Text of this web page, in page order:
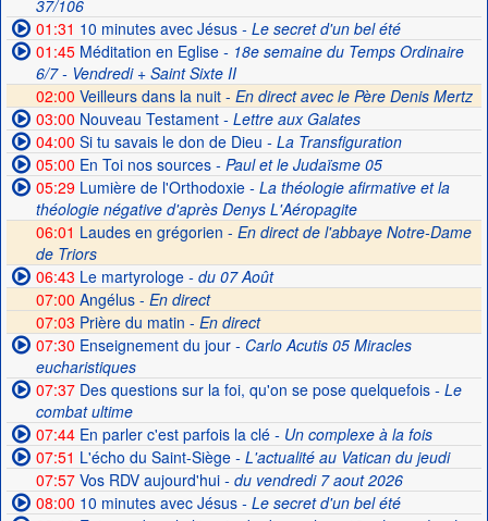
37/106
01:31 10 minutes avec Jésus- Le secret d'un bel été
01:45Méditation en Eglise- 18e semaine du Temps Ordinaire
6/7 - Vendredi + Saint Sixte II
02:00 Veilleurs dans la nuit - En direct avec le Père Denis Mertz
03:00 Nouveau Testament- Lettre aux Galates
04:00 Si tu savais le don de Dieu - La Transfiguration
05:00 En Toi nos sources- Paul et le Judaïsme 05
05:29Lumière de l'Orthodoxie- La théologie afirmative et la
théologie négative d'après Denys L'Aéropagite
06:01 Laudes en grégorien - En direct de l'abbaye Notre-Dame
de Triors
06:43 Le martyrologe- du 07 Août
07:00 Angélus - En direct
07:03 Prière du matin - En direct
07:30 Enseignement du jour- Carlo Acutis 05 Miracles
eucharistiques
07:37Des questions sur la foi, qu'on se pose quelquefois- Le
combat ultime
07:44En parler c'est parfois la clé- Un complexe à la fois
07:51 L'écho du Saint-Siège- L'actualité au Vatican du jeudi
07:57Vos RDV aujourd'hui- du vendredi 7 aout 2026
08:00 10 minutes avec Jésus- Le secret d'un bel été